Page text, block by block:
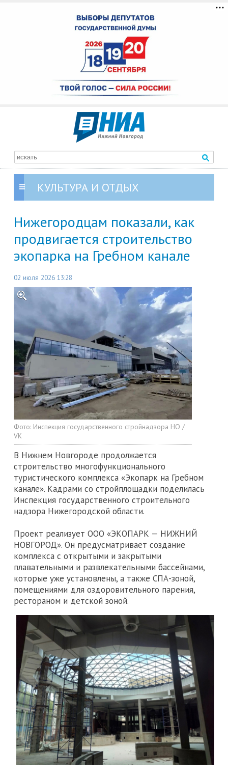
КУЛЬТУРА И ОТДЫХ
Нижегородцам показали, как
продвигается строительство
экопарка на Гребном канале
02 июля 2026 13:28
Фото: Инспекция государственного стройнадзора НО /
VK
В Нижнем Новгороде продолжается
строительство многофункционального
туристического комплекса «Экопарк на Гребном
канале». Кадрами со стройплощадки поделилась
Инспекция государственного строительного
надзора Нижегородской области.
Проект реализует ООО «ЭКОПАРК — НИЖНИЙ
НОВГОРОД». Он предусматривает создание
комплекса с открытыми и закрытыми
плавательными и развлекательными бассейнами,
которые уже установлены, а также СПА-зоной,
помещениями для оздоровительного парения,
рестораном и детской зоной.